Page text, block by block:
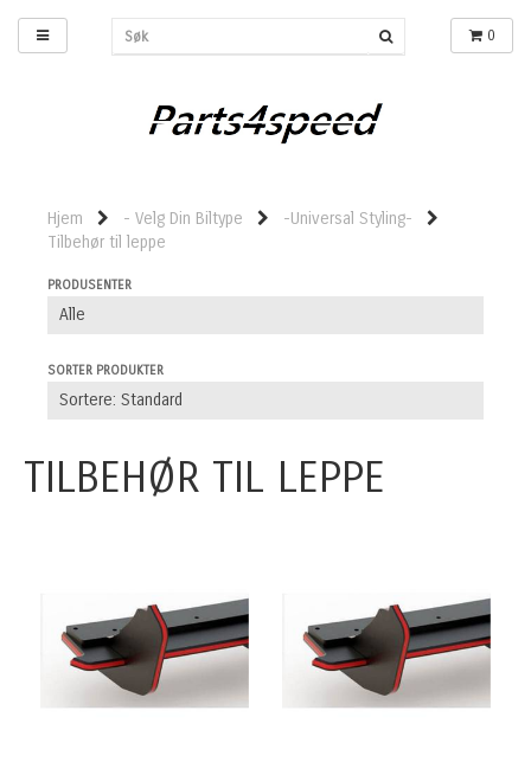
0
Hjem - Velg Din Biltype
-Universal Styling-
Tilbehør til leppe
PRODUSENTER
SORTER PRODUKTER
TILBEHØR TIL LEPPE